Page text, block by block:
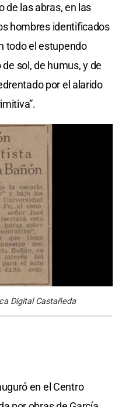
de las abras, en las
hombres identificados
todo el estupendo
sol, de humus, y de
por el alarido
Digital Castañeda
en el Centro